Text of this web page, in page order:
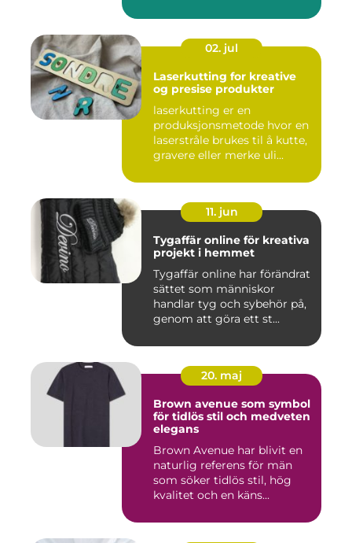
02. jul
Laserkutting for kreative
og presise produkter
laserkutting er en
produksjonsmetode hvor en
laserstråle brukes til å kutte,
gravere eller merke uli...
11. jun
Tygaffär online för kreativa
projekt i hemmet
Tygaffär online har förändrat
sättet som människor
handlar tyg och sybehör på,
genom att göra ett st...
20. maj
Brown avenue som symbol
för tidlös stil och medveten
elegans
Brown Avenue har blivit en
naturlig referens för män
som söker tidlös stil, hög
kvalitet och en käns...